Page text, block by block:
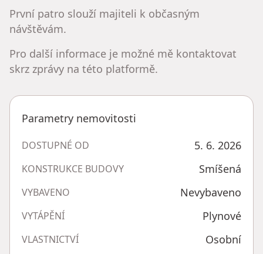
První patro slouží majiteli k občasným
návštěvám.
Pro další informace je možné mě kontaktovat
skrz zprávy na této platformě.
Parametry nemovitosti
DOSTUPNÉ OD 5. 6. 2026
KONSTRUKCE BUDOVY Smíšená
VYBAVENO Nevybaveno
VYTÁPĚNÍ Plynové
VLASTNICTVÍ Osobní